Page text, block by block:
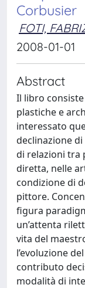
Corbusier
FOTI,
2008-01-01
Abstract
Il libro
plastiche e
interessato
declinazione
di relazioni tra
diretta, nelle
condizione di
pittore.
figura
un’attenta
vita del
l’evoluzione
contributo
modalità di